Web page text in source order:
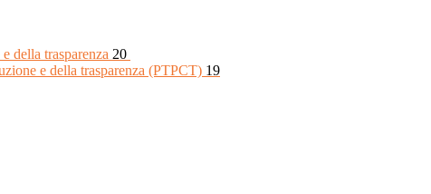
della trasparenza 20
e della trasparenza (PTPCT) 19